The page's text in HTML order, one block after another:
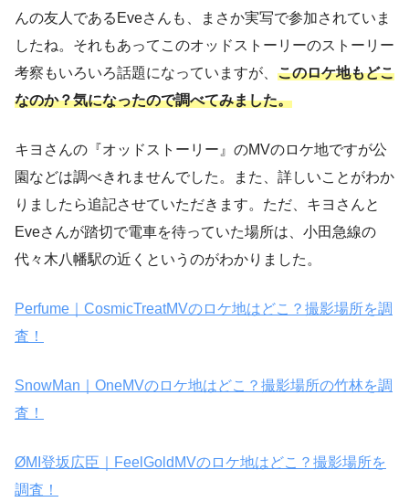
んの友人であるEveさんも、まさか実写で参加されていま
したね。それもあってこのオッドストーリーのストーリー
考察もいろいろ話題になっていますが、 このロケ地もどこ
なのか？気になったので調べてみました。
キヨさんの『オッドストーリー』のMVのロケ地ですが公
園などは調べきれませんでした。また、詳しいことがわか
りましたら追記させていただきます。ただ、キヨさんと
Eveさんが踏切で電車を待っていた場所は、小田急線の
代々木八幡駅の近くというのがわかりました。
Perfume｜CosmicTreatMVのロケ地はどこ？撮影場所を調
査！
SnowMan｜OneMVのロケ地はどこ？撮影場所の竹林を調
査！
ØMI登坂広臣｜FeelGoldMVのロケ地はどこ？撮影場所を
調査！